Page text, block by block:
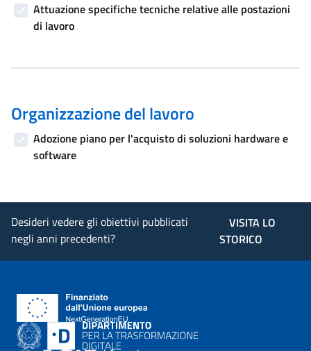
Attuazione specifiche tecniche relative alle postazioni
di lavoro
Organizzazione del lavoro
Adozione piano per l'acquisto di soluzioni hardware e
software
Desideri vedere gli obiettivi pubblicati
negli anni precedenti?
VISITA LO
STORICO